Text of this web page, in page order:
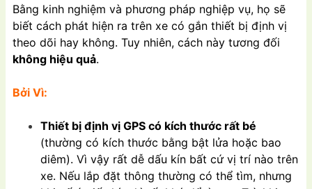
Bằng kinh nghiệm và phương pháp nghiệp vụ, họ sẽ
biết cách phát hiện ra trên xe có gắn thiết bị định vị
theo dõi hay không. Tuy nhiên, cách này tương đối
không hiệu quả.
Bởi Vì:
Thiết bị định vị GPS có kích thước rất bé
(thường có kích thước bằng bật lửa hoặc bao
diêm). Vì vậy rất dễ dấu kín bất cứ vị trí nào trên
xe. Nếu lắp đặt thông thường có thể tìm, nhưng